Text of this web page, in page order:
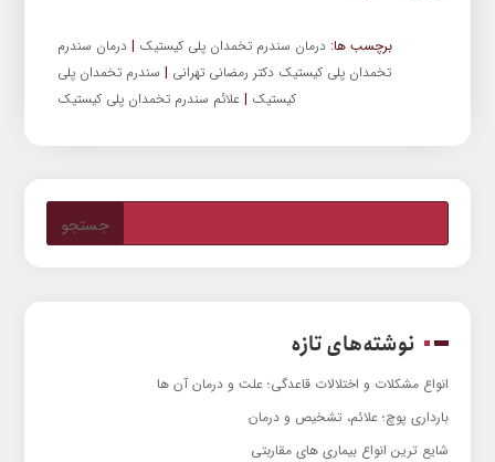
برچسب ها: درمان سندرم تخمدان پلی کیستیک | درمان سندرم
تخمدان پلی کیستیک دکتر رمضانی تهرانی | سندرم تخمدان پلی
کیستیک | علائم سندرم تخمدان پلی کیستیک
نوشته‌های تازه
انواع مشکلات و اختلالات قاعدگی؛ علت و درمان آن ها
بارداری پوچ؛ علائم، تشخیص و درمان
شایع ترین انواع بیماری های مقاربتی